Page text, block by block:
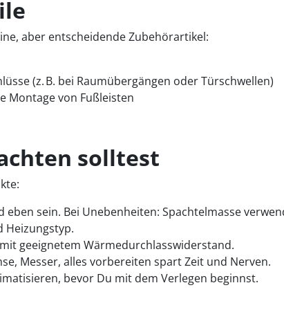
aber entscheidende Zubehörartikel:
(z. B. bei Raumübergängen oder Türschwellen)
Montage von Fußleisten
solltest
sein. Bei Unebenheiten: Spachtelmasse
Heizungstyp.
geeignetem Wärmedurchlasswiderstand.
Messer, alles vorbereiten spart Zeit und Nerven.
bevor Du mit dem Verlegen beginnst.